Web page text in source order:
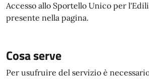
Accesso allo Sportello Unico per
presente nella pagina.
Cosa serve
Per usufruire del servizio è